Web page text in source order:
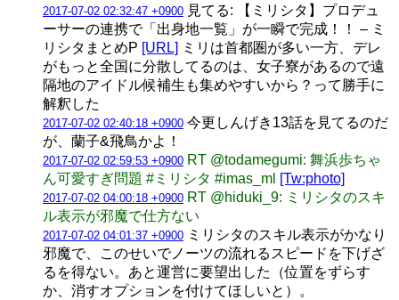
2017-07-02 02:32:47 +0900 見てる: 【ミリシタ】プロデュ
ーサーの連携で「出身地一覧」が一瞬で完成！！ – ミ
リシタまとめP [URL] ミリは首都圏が多い一方、デレ
がもっと全国に分散してるのは、女子寮があるので遠
隔地のアイドル候補生も集めやすいから？って勝手に
解釈した
2017-07-02 02:40:18 +0900 今更しんげき13話を見てるのだ
が、蘭子&飛鳥かよ！
2017-07-02 02:59:53 +0900 RT @todamegumi: 舞浜歩ちゃ
ん可愛すぎ問題 #ミリシタ #imas_ml [Tw:photo]
2017-07-02 04:00:18 +0900 RT @hiduki_9: ミリシタのスキ
ル表示が邪魔で仕方ない
2017-07-02 04:01:37 +0900 ミリシタのスキル表示がかなり
邪魔で、このせいでノーツの流れるスピードを下げざ
るを得ない。あと運営に要望出した（位置をずらす
か、消すオプションを付けてほしいと）。